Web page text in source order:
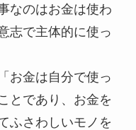
なのはお金は使わ
志で主体的に使っ
お金は自分で使っ
とであり、お金を
ふさわしいモノを